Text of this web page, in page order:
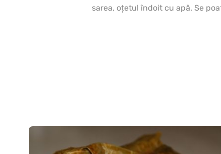
sarea, oţetul îndoit cu apă. Se